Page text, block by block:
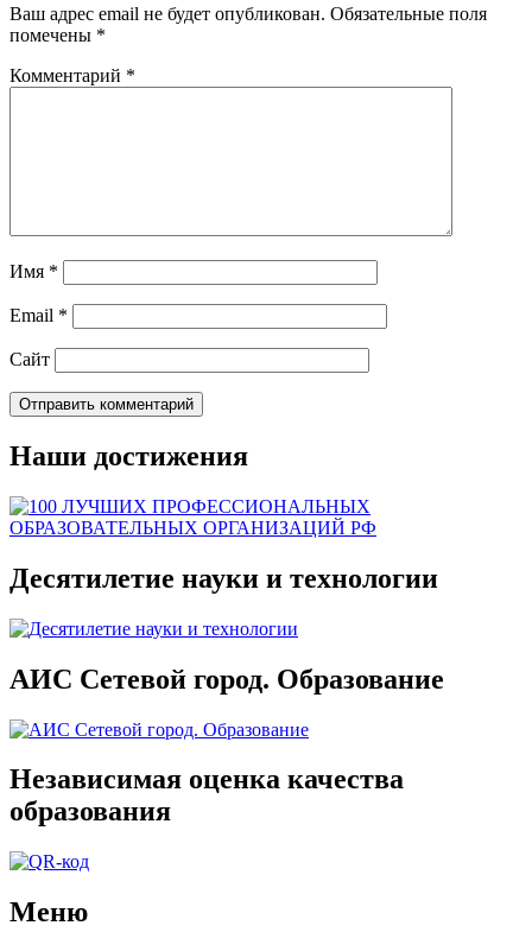
Ваш адрес email не будет опубликован. Обязательные поля
помечены *
Комментарий *
Имя *
Email *
Сайт
Наши достижения
Десятилетие науки и технологии
АИС Сетевой город. Образование
Независимая оценка качества
образования
Меню